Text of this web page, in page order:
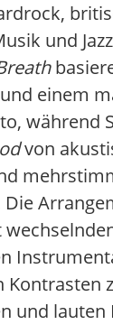
und
einem
während
von
Die
Kontrasten
und lauten